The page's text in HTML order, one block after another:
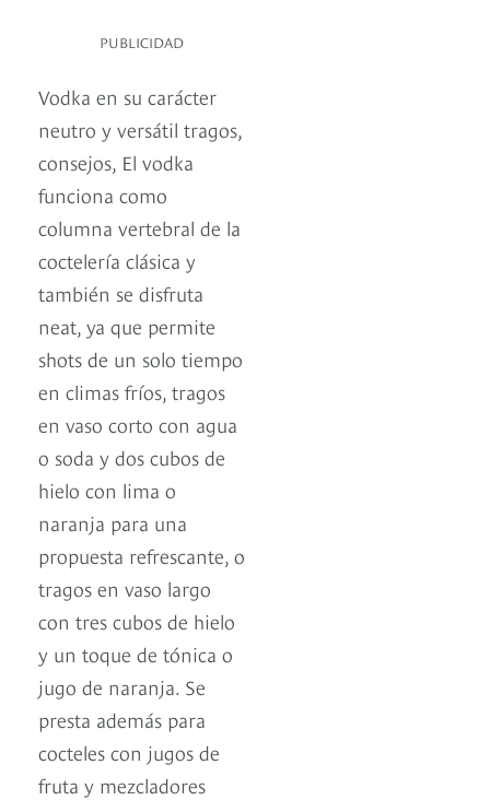
PUBLICIDAD
Vodka en su carácter
neutro y versátil tragos,
consejos, El vodka
funciona como
columna vertebral de la
coctelería clásica y
también se disfruta
neat, ya que permite
shots de un solo tiempo
en climas fríos, tragos
en vaso corto con agua
o soda y dos cubos de
hielo con lima o
naranja para una
propuesta refrescante, o
tragos en vaso largo
con tres cubos de hielo
y un toque de tónica o
jugo de naranja. Se
presta además para
cocteles con jugos de
fruta y mezcladores